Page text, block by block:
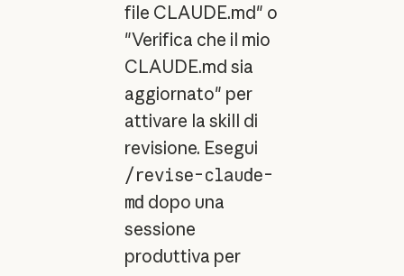
file CLAUDE.md" o
"Verifica che il mio
CLAUDE.md sia
aggiornato" per
attivare la skill di
revisione. Esegui
/revise-claude-
md dopo una
sessione
produttiva per